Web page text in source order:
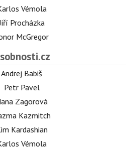
Vémola
Procházka
McGregor
Andrej Babiš
Petr Pavel
Zagorová
Kazmitch
Kardashian
Vémola